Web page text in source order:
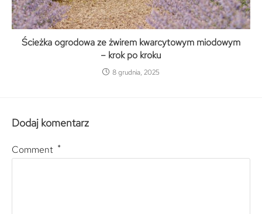
Ścieżka ogrodowa ze żwirem kwarcytowym miodowym
– krok po kroku
8 grudnia, 2025
Dodaj komentarz
Comment *